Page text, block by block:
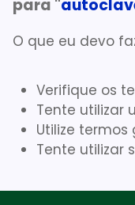
para "
O que eu devo
Verifique os
Tente utilizar
Utilize
Tente utilizar
6º Absorvente
Gaze Esteril
9º Cadeira Banho
10 º Gaze